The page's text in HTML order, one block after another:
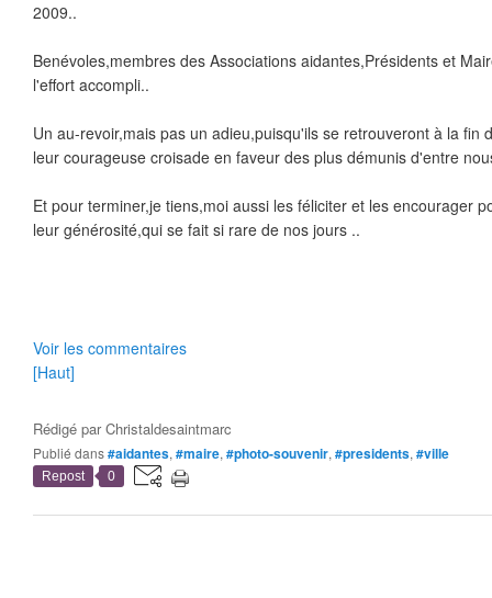
2009..
Benévoles,membres des Associations aidantes,Présidents et
l'effort accompli..
Un au-revoir,mais pas un adieu,puisqu'ils se retrouveront à la fin
leur courageuse croisade en faveur des plus démunis d'entre
Et pour terminer,je tiens,moi aussi les féliciter et les encourager
leur générosité,qui se fait si rare de nos jours ..
Voir les commentaires
[Haut]
Rédigé parChristaldesaintmarc
Publié dans#aidantes, #maire, #photo-souvenir, #presidents, #ville
Repost 0